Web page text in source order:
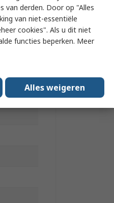
van derden. Door op "Alles
van niet-essentiële
cookies". Als u dit niet
functies beperken. Meer
Alles weigeren